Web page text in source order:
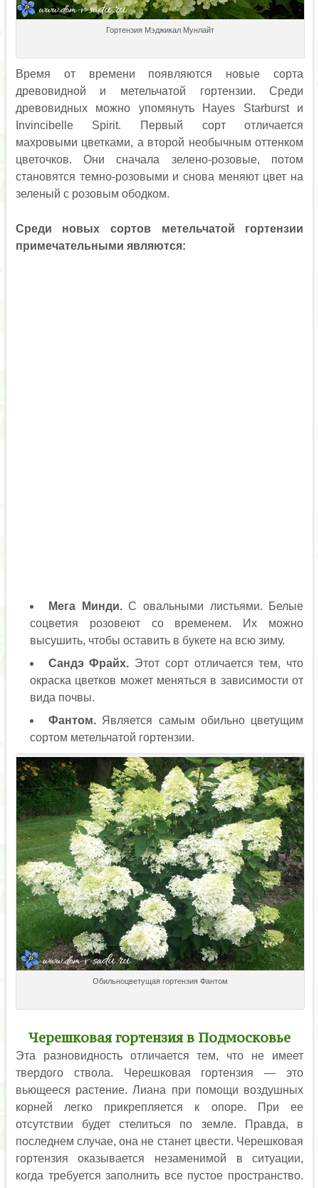
Гортензия Мэджикал Мунлайт
Время от времени появляются новые сорта
древовидной и метельчатой гортензии. Среди
древовидных можно упомянуть Hayes Starburst и
Invincibelle Spirit. Первый сорт отличается
махровыми цветками, а второй необычным оттенком
цветочков. Они сначала зелено-розовые, потом
становятся темно-розовыми и снова меняют цвет на
зеленый с розовым ободком.
Среди новых сортов метельчатой гортензии
примечательными являются:
Мега Минди.С овальными листьями. Белые
соцветия розовеют со временем. Их можно
высушить, чтобы оставить в букете на всю зиму.
Сандэ Фрайх. Этот сорт отличается тем, что
окраска цветков может меняться в зависимости от
вида почвы.
Фантом. Является самым обильно цветущим
сортом метельчатой гортензии.
Обильноцветущая гортензия Фантом
Черешковая гортензия в Подмосковье
Эта разновидность отличается тем, что не имеет
твердого ствола. Черешковая гортензия — это
вьющееся растение. Лиана при помощи воздушных
корней легко прикрепляется к опоре. При ее
отсутствии будет стелиться по земле. Правда, в
последнем случае, она не станет цвести. Черешковая
гортензия оказывается незаменимой в ситуации,
когда требуется заполнить все пустое пространство.